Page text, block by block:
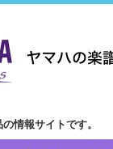
情報サイトです。